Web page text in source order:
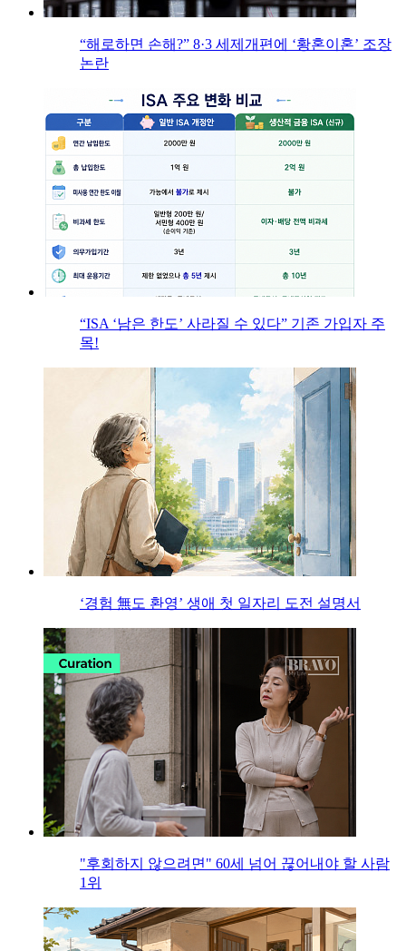
“해로하면 손해?” 8·3 세제개편에 ‘황혼이혼’ 조장
논란
“ISA ‘남은 한도’ 사라질 수 있다” 기존 가입자 주
목!
‘경험 無도 환영’ 생애 첫 일자리 도전 설명서
"후회하지 않으려면" 60세 넘어 끊어내야 할 사람
1위